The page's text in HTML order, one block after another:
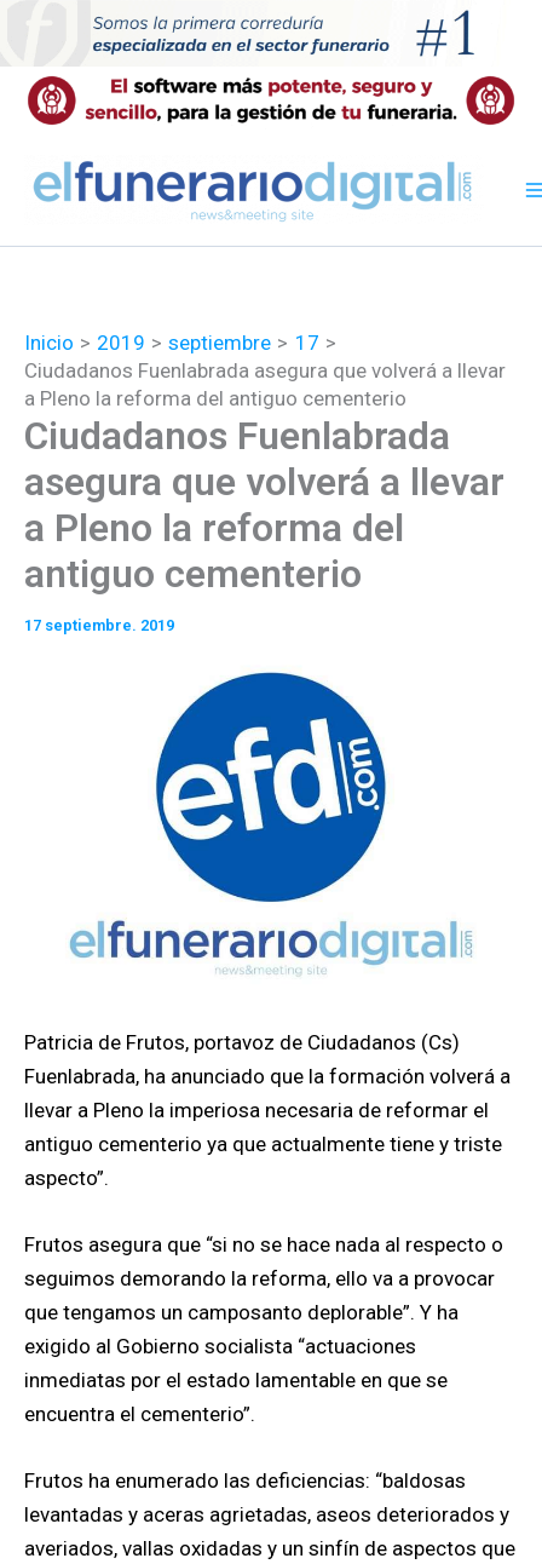
contenido
Inicio 2019 septiembre
17
Ciudadanos Fuenlabrada asegura que volverá a llevar
a Pleno la reforma del antiguo cementerio
Ciudadanos Fuenlabrada
asegura que volverá a llevar
a Pleno la reforma del
antiguo cementerio
17 septiembre. 2019
Patricia de Frutos, portavoz de Ciudadanos (Cs)
Fuenlabrada, ha anunciado que la formación volverá a
llevar a Pleno la imperiosa necesaria de reformar el
antiguo cementerio ya que actualmente tiene y triste
aspecto”.
Frutos asegura que “si no se hace nada al respecto o
seguimos demorando la reforma, ello va a provocar
que tengamos un camposanto deplorable”. Y ha
exigido al Gobierno socialista “actuaciones
inmediatas por el estado lamentable en que se
encuentra el cementerio”.
Frutos ha enumerado las deficiencias: “baldosas
levantadas y aceras agrietadas, aseos deteriorados y
averiados, vallas oxidadas y un sinfín de aspectos que